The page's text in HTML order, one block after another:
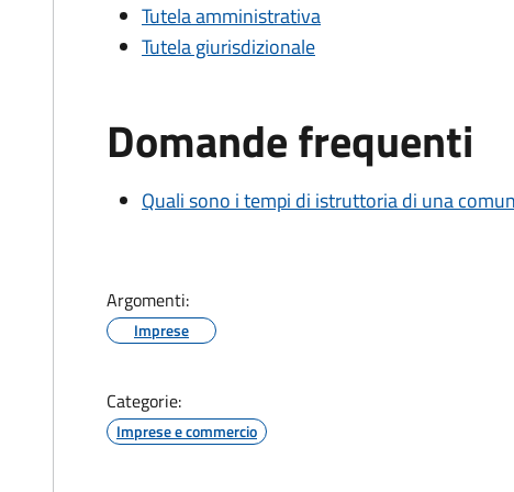
Tutela amministrativa
Tutela giurisdizionale
Domande frequenti
Quali sono i tempi di istruttoria di una
Argomenti:
Imprese
Categorie:
Imprese e commercio